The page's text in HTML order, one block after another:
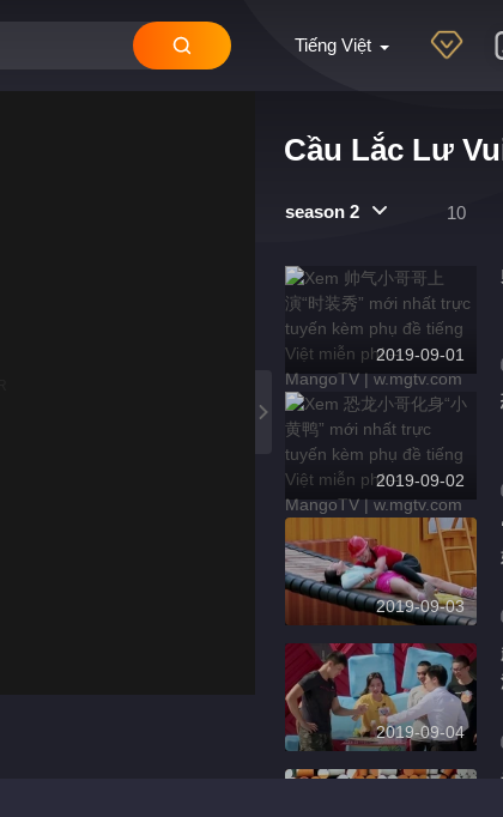
Tiếng Việt
Cầu Lắc Lư
season 2 10
2019-09-01
2019-09-02
2019-09-03
2019-09-04